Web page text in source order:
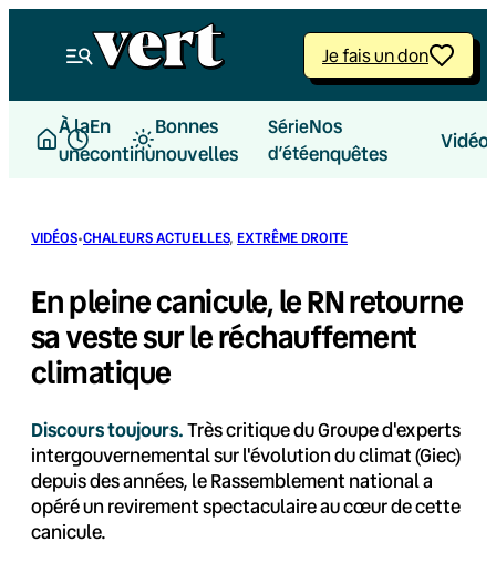
Je fais un don
À la
une
En
continu
Bonnes
nouvelles
Série
d’été
Nos
enquêtes
VIDÉOS·CHALEURS ACTUELLES, EXTRÊME DROITE
En pleine canicule, le RN retourne
sa veste sur le réchauffement
climatique
Discours toujours.Très critique du Groupe d'experts
intergouvernemental sur l'évolution du climat (Giec)
depuis des années, le Rassemblement national a
opéré un revirement spectaculaire au cœur de cette
canicule.